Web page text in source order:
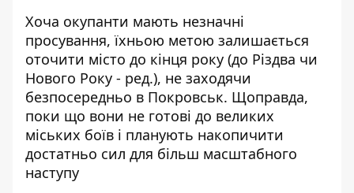
Хоча окупанти мають незначні
просування, їхньою метою залишається
оточити місто до кінця року (до Різдва чи
Нового Року - ред.), не заходячи
безпосередньо в Покровськ. Щоправда,
поки що вони не готові до великих
міських боїв і планують накопичити
достатньо сил для більш масштабного
наступу